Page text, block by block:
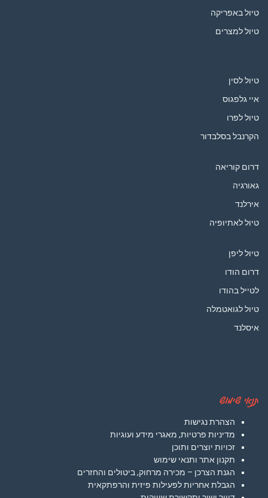
טיול באפריקה
טיול למצרים
טיול לסין
איי גלפגוס
טיול לפרו
הקרנבל בסלבדור
דרום קוריאה
גאורגיה
אירלנד
טיול לאתיופיה
טיול ליפן
דרום הודו
לטייל בהודו
טיול לגואטמלה
איסלנד
תנאי שימוש
הצהרת נגישות
מדיניות פרטיות, מאגרי מידע ועוגיות
זכויות יוצרים ותוכן
תקנון אתר ותנאי שימוש
הגנת הצרכן – מכירה מרחוק, ביטולים והחזרים
הגבלת אחריות לפעילות פיזית והרפתקאית